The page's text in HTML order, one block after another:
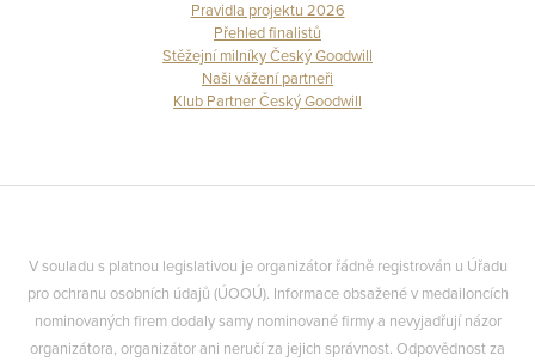
Pravidla projektu 2026
Přehled finalistů
Stěžejní milníky Český Goodwill
Naši vážení partneři
Klub Partner Český Goodwill
V souladu s platnou legislativou je organizátor řádně registrován u Úřadu
pro ochranu osobních údajů (ÚOOÚ). Informace obsažené v medailoncích
nominovaných firem dodaly samy nominované firmy a nevyjadřují názor
organizátora, organizátor ani neručí za jejich správnost. Odpovědnost za